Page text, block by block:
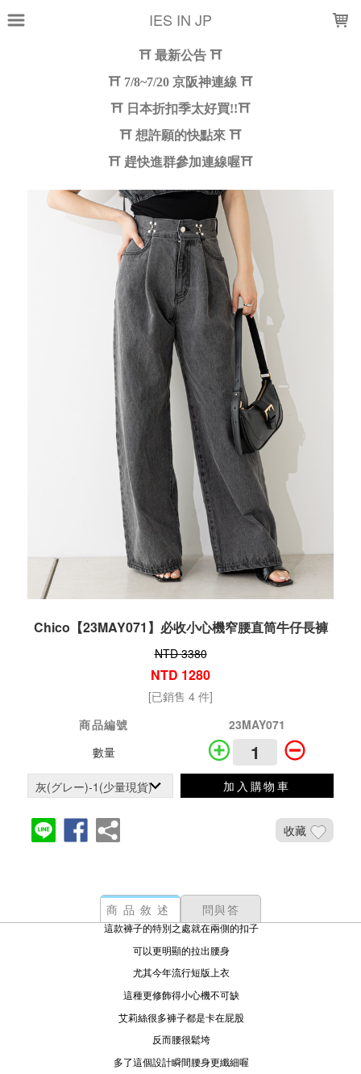
IES IN JP
Chico【23MAY071】必收小心機窄腰直筒牛仔長褲
NTD 3380
NTD 1280
[已銷售 4 件]
商品編號
23MAY071
數量
加入購物車
收藏
商品敘述 問與答